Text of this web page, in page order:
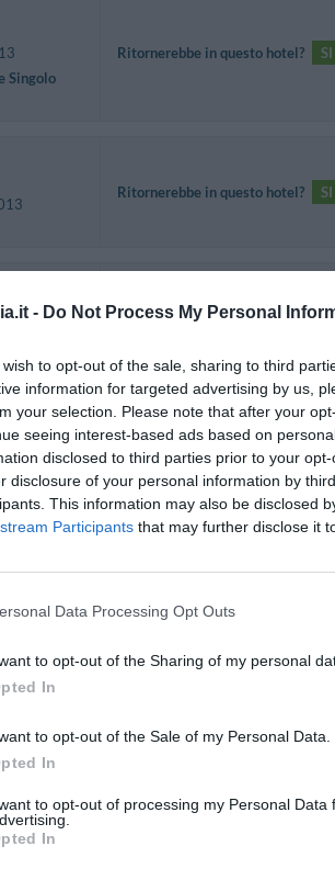
- Do Not Process My Personal
wish to opt-out of the sale, sharing to third
information for targeted advertising by us,
your selection. Please note that after your
seeing interest-based ads based on
disclosed to third parties prior to your
disclosure of your personal information by
This information may also be disclosed
Participants that may further disclose it
Data Processing Opt Outs
to opt-out of the Sharing of my personal
In
to opt-out of the Sale of my Personal Data.
In
to opt-out of processing my Personal Data
In
Singolo
Ritornerebbe in questo hotel? SI
Ritornerebbe in questo hotel? SI
Ritornerebbe in questo hotel? SI
2012
con
Ritornerebbe in questo hotel? SI
Ritornerebbe in questo hotel?
35 anni
An excellent Hotel with staff who